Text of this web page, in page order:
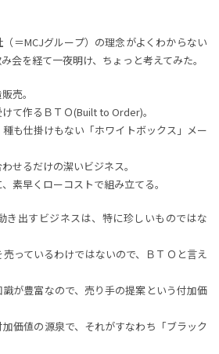
＝MCJグループ）の理念がよくわからない
会を経て一夜明け、ちょっと考えてみた。
売。
て作るＢＴＯ(Built to Order)。
も仕掛けもない「ホワイトボックス」メー
せるだけの潔いビジネス。
素早くローコストで組み立てる。
き出すビジネスは、特に珍しいものではな
っているわけではないので、ＢＴＯと言え
が豊富なので、売り手の提案という付加価
価値の源泉で、それがすなわち「ブラック